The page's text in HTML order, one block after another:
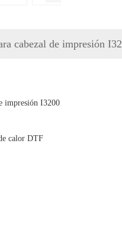
cabezal de impresión
impresión I3200
calor DTF